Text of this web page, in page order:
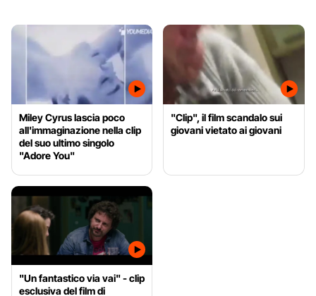
Miley Cyrus lascia poco
all'immaginazione nella clip
del suo ultimo singolo
"Adore You"
"Clip", il film scandalo sui
giovani vietato ai giovani
"Un fantastico via vai" - clip
esclusiva del film di